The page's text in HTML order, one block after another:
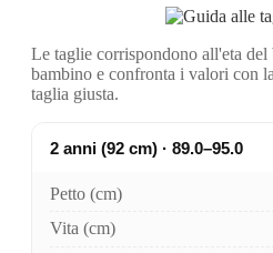
Le taglie corrispondono all'eta
bambino e confronta i valori con
taglia giusta.
2 anni (92 cm) · 89.0–95.0
Petto (cm)
Vita (cm)